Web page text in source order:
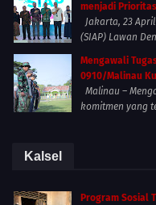
menjadi
Jakarta, 23
(SIAP) Lawan
Mengawali
0910/Malinau
Malinau –
komitmen yang
Kalsel
Program Sosial